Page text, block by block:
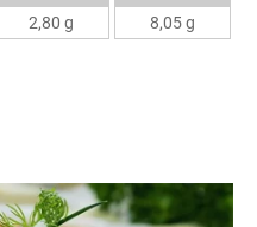
2,80 g
8,05 g